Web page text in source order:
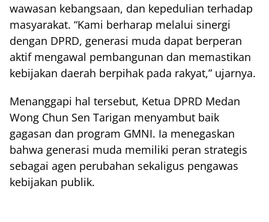
wawasan kebangsaan, dan kepedulian terhadap
masyarakat. “Kami berharap melalui sinergi
dengan DPRD, generasi muda dapat berperan
aktif mengawal pembangunan dan memastikan
kebijakan daerah berpihak pada rakyat,” ujarnya.
Menanggapi hal tersebut, Ketua DPRD Medan
Wong Chun Sen Tarigan menyambut baik
gagasan dan program GMNI. Ia menegaskan
bahwa generasi muda memiliki peran strategis
sebagai agen perubahan sekaligus pengawas
kebijakan publik.